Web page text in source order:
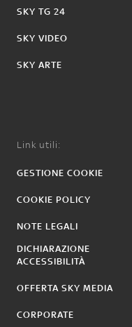
SKY TG 24
SKY VIDEO
SKY ARTE
Link utili:
GESTIONE COOKIE
COOKIE POLICY
NOTE LEGALI
DICHIARAZIONE
ACCESSIBILITÀ
OFFERTA SKY MEDIA
CORPORATE